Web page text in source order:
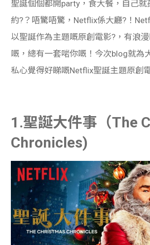
聖誕個個都開party，食大餐，自己就
約?？唔驚唔驚，Netflix係大廳?！
以聖誕作為主題嘅原創電影?，有浪
嘅，總有一套啱你嘅！今次blog就為
私心覺得好睇嘅Netflix聖誕主題原創
1.聖誕大件事（The
Chronicles)